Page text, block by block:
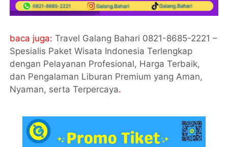
baca juga:Travel Galang Bahari 0821-8685-2221 –
Spesialis Paket Wisata Indonesia Terlengkap
dengan Pelayanan Profesional, Harga Terbaik,
dan Pengalaman Liburan Premium yang Aman,
Nyaman, serta Terpercaya.